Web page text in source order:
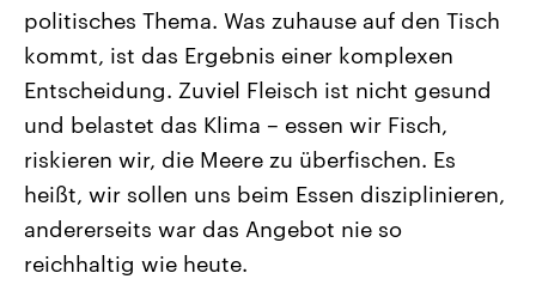
Landtagswahl Sachsen-Anhalt
2026
Alle Informationen
Sachsen-Anhalt wählt am 6.
September 2026 einen neuen
Landtag. Seit 2021 wird das
Bundesland von einer Koalition aus
Umfragen, Prognosen,
Wahlprogramme, aktuelle Berichte
und Hintergründe zu den Parteien
und Kandidaten der anstehenden
Wahl.
USA
Aktuelle Beiträge,
Hintergründe
Wirtschaftlich und
gehören die Vereinigten
den mächtigsten Ländern
mit großem Einfluss auf
Sendungen Programm Podcasts
politisches Thema. Was zuhause auf den Tisch
kommt, ist das Ergebnis einer komplexen
Entscheidung. Zuviel Fleisch ist nicht gesund
und belastet das Klima – essen wir Fisch,
riskieren wir, die Meere zu überfischen. Es
heißt, wir sollen uns beim Essen disziplinieren,
andererseits war das Angebot nie so
reichhaltig wie heute.